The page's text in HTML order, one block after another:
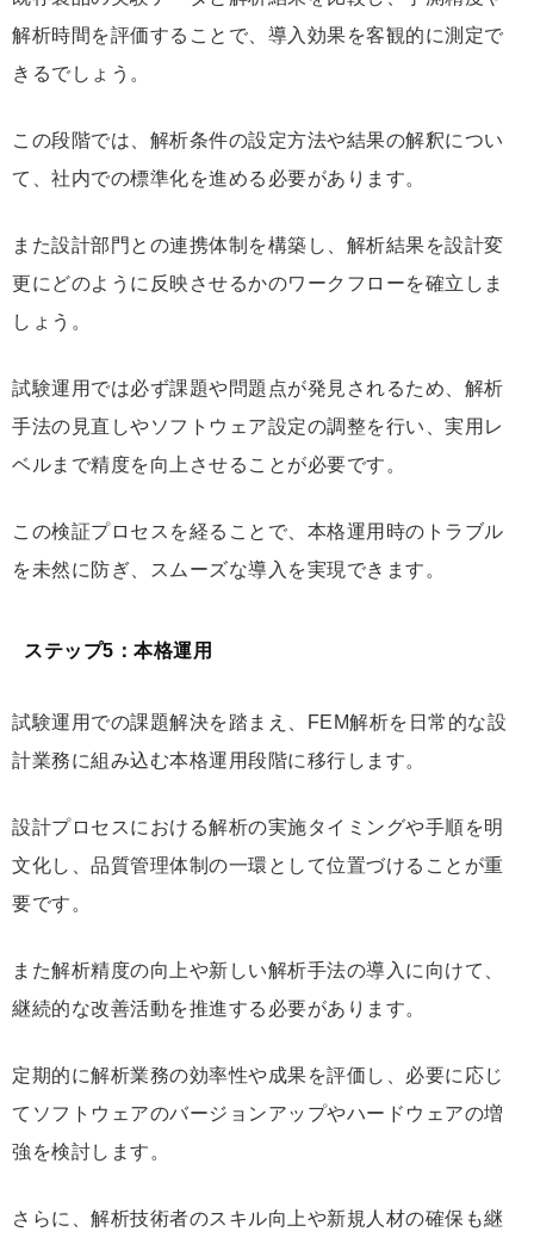
解析時間を評価することで、導入効果を客観的に測定で
きるでしょう。
この段階では、解析条件の設定方法や結果の解釈につい
て、社内での標準化を進める必要があります。
また設計部門との連携体制を構築し、解析結果を設計変
更にどのように反映させるかのワークフローを確立しま
しょう。
試験運用では必ず課題や問題点が発見されるため、解析
手法の見直しやソフトウェア設定の調整を行い、実用レ
ベルまで精度を向上させることが必要です。
この検証プロセスを経ることで、本格運用時のトラブル
を未然に防ぎ、スムーズな導入を実現できます。
ステップ5：本格運用
試験運用での課題解決を踏まえ、FEM解析を日常的な設
計業務に組み込む本格運用段階に移行します。
設計プロセスにおける解析の実施タイミングや手順を明
文化し、品質管理体制の一環として位置づけることが重
要です。
また解析精度の向上や新しい解析手法の導入に向けて、
継続的な改善活動を推進する必要があります。
定期的に解析業務の効率性や成果を評価し、必要に応じ
てソフトウェアのバージョンアップやハードウェアの増
強を検討します。
さらに、解析技術者のスキル向上や新規人材の確保も継